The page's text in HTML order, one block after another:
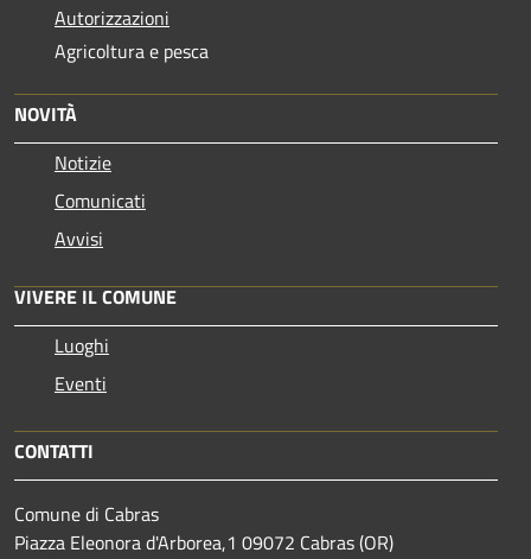
Autorizzazioni
Agricoltura e pesca
NOVITÀ
Notizie
Comunicati
Avvisi
VIVERE IL COMUNE
Luoghi
Eventi
CONTATTI
Comune di Cabras
Piazza Eleonora d'Arborea,1 09072 Cabras (OR)